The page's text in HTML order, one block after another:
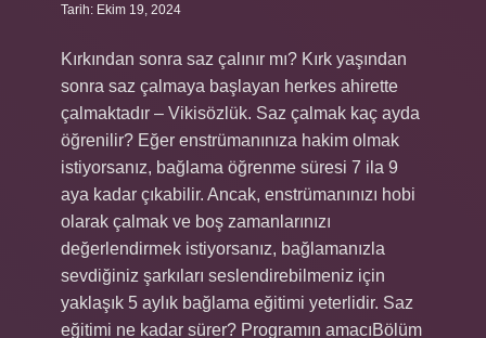
Tarih: Ekim 19, 2024
Kırkından sonra saz çalınır mı? Kırk yaşından
sonra saz çalmaya başlayan herkes ahirette
çalmaktadır – Vikisözlük. Saz çalmak kaç ayda
öğrenilir? Eğer enstrümanınıza hakim olmak
istiyorsanız, bağlama öğrenme süresi 7 ila 9
aya kadar çıkabilir. Ancak, enstrümanınızı hobi
olarak çalmak ve boş zamanlarınızı
değerlendirmek istiyorsanız, bağlamanızla
sevdiğiniz şarkıları seslendirebilmeniz için
yaklaşık 5 aylık bağlama eğitimi yeterlidir. Saz
eğitimi ne kadar sürer? Programın amacıBölüm